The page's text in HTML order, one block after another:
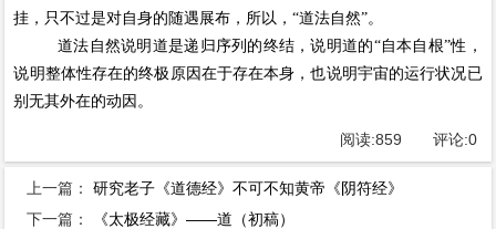
挂，只不过是对自身的随遇展布，所以，“道法自然”。
道法自然说明道是递归序列的终结，说明道的“自本自根”性，
说明整体性存在的终极原因在于存在本身，也说明宇宙的运行状况已
别无其外在的动因。
阅读:859 评论:0
上一篇：研究老子《道德经》不可不知黄帝《阴符经》
下一篇：
《太极经藏》——道（初稿）